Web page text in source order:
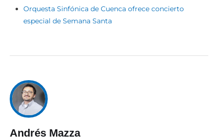
Orquesta Sinfónica de Cuenca ofrece concierto
especial de Semana Santa
Andrés Mazza